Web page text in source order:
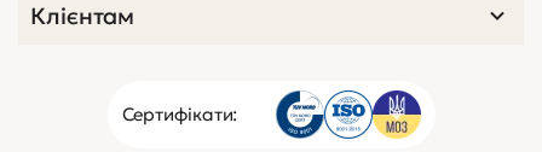
Сертифікати:
Клієнтам